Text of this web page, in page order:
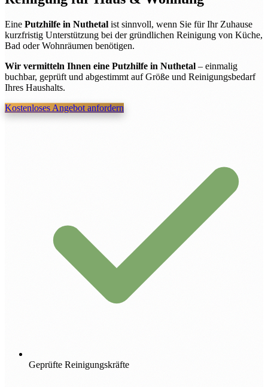
Eine Putzhilfe in Nuthetal ist sinnvoll, wenn Sie für Ihr Zuhause
kurzfristig Unterstützung bei der gründlichen Reinigung von Küche,
Bad oder Wohnräumen benötigen.
Wir vermitteln Ihnen eine Putzhilfe in Nuthetal – einmalig
buchbar, geprüft und abgestimmt auf Größe und Reinigungsbedarf
Ihres Haushalts.
Kostenloses Angebot anfordern
Geprüfte Reinigungskräfte